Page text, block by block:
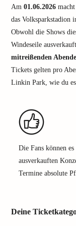
Am 01.06.2026
das Volksparkstadion
Obwohl die Shows
Windeseile
mitreißenden
Tickets gelten pro
Linkin Park, wie du
Die Fans können
ausverkauften
Termine absolute
Deine